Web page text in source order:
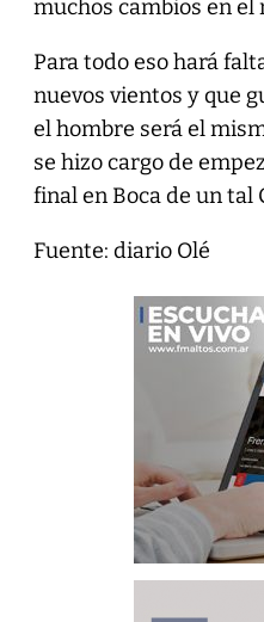
muchos cambios en el
Para todo eso hará
nuevos vientos y que
el hombre será el
se hizo cargo de
final en Boca de un tal
Fuente: diario Olé